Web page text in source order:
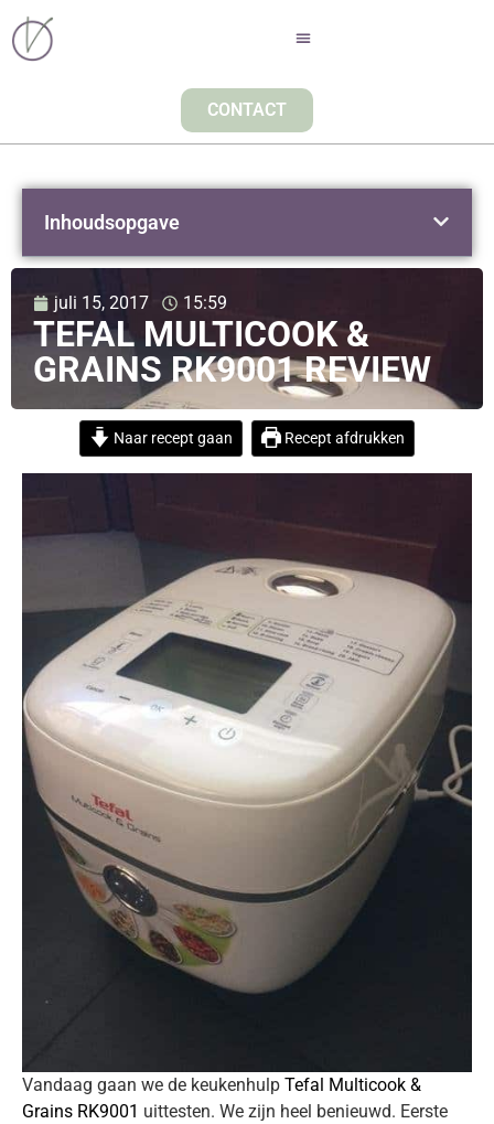
CONTACT
juli 15, 2017 15:59
TEFAL MULTICOOK &
GRAINS RK9001 REVIEW
Naar recept gaan Recept afdrukken
Vandaag gaan we de keukenhulp Tefal Multicook &
Grains RK9001 uittesten. We zijn heel benieuwd. Eerste
Inhoudsopgave